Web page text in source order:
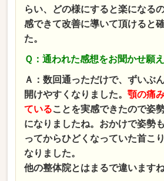
らい、どの様にすると楽になる
感できて改善に導いて頂けると
た。
Ｑ：通われた感想をお聞かせ願
Ａ：数回通っただけで、ずいぶ
開けやすくなりました。顎の痛
ていることを実感できたので姿
になりましたね。おかけで姿勢
ってからひどくなっていた首こ
なりました。
他の整体院とはまるで違いますね